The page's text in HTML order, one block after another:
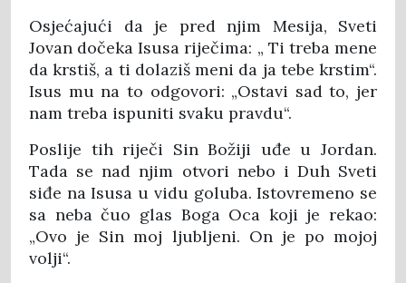
Osjećajući da je pred njim Mesija, Sveti
Jovan dočeka Isusa riječima: „ Ti treba mene
da krstiš, a ti dolaziš meni da ja tebe krstim“.
Isus mu na to odgovori: „Ostavi sad to, jer
nam treba ispuniti svaku pravdu“.
Poslije tih riječi Sin Božiji uđe u Jordan.
Tada se nad njim otvori nebo i Duh Sveti
siđe na Isusa u vidu goluba. Istovremeno se
sa neba čuo glas Boga Oca koji je rekao:
„Оvо је Sin mој ljubljeni. Оn је pо mојој
volji“.